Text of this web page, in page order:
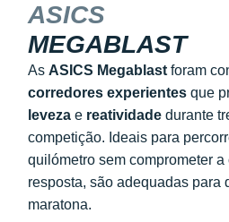
ASICS
MEGABLAST
As ASICS Megablast foram
corredores experientes que
leveza e reatividade durante
competição. Ideais para
quilómetro sem comprometer
resposta, são adequadas para
maratona.